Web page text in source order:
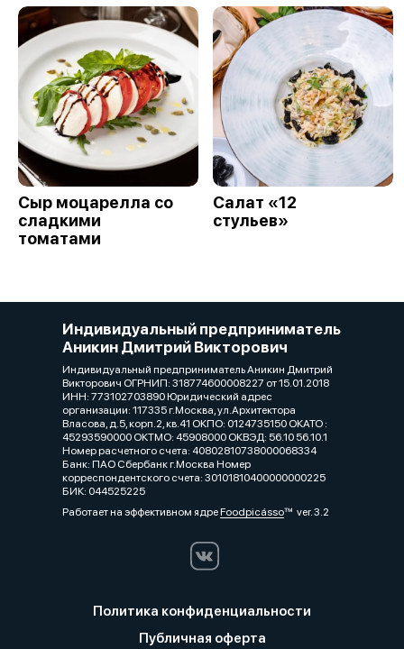
Сыр моцарелла со
сладкими
томатами
Салат «12
стульев»
Индивидуальный предприниматель
Аникин Дмитрий Викторович
Индивидуальный предприниматель Аникин Дмитрий
Викторович ОГРНИП: 318774600008227 от 15.01.2018
ИНН: 773102703890 Юридический адрес
организации: 117335 г.Москва, ул.Архитектора
Власова, д.5, корп.2, кв.41 ОКПО: 0124735150 ОКАТО :
45293590000 ОКТМО: 45908000 ОКВЭД: 56.10 56.10.1
Номер расчетного счета: 40802810738000068334
Банк: ПАО Сбербанк г.Москва Номер
корреспондентского счета: 30101810400000000225
БИК: 044525225
Работает на эффективном ядреFoodpicássover. 3.2
Политика конфиденциальности
Публичная оферта